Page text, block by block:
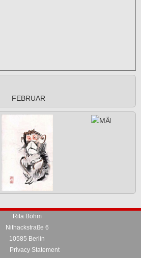
FEBRUAR
Rita Böhm
Nithackstraße 6
10585 Berlin
Privacy Statement